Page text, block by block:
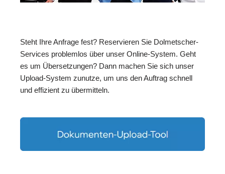
Steht Ihre Anfrage fest? Reservieren Sie Dolmetscher-
Services problemlos über unser Online-System. Geht
es um Übersetzungen? Dann machen Sie sich unser
Upload-System zunutze, um uns den Auftrag schnell
und effizient zu übermitteln.